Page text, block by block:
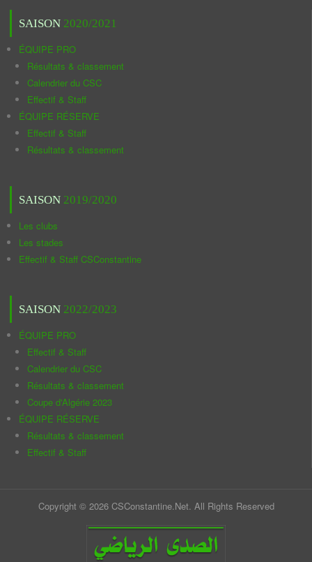
SAISON 2020/2021
ÉQUIPE PRO
Résultats & classement
Calendrier du CSC
Effectif & Staff
ÉQUIPE RÉSERVE
Effectif & Staff
Résultats & classement
SAISON 2019/2020
Les clubs
Les stades
Effectif & Staff CSConstantine
SAISON 2022/2023
ÉQUIPE PRO
Effectif & Staff
Calendrier du CSC
Résultats & classement
Coupe d'Algérie 2023
ÉQUIPE RÉSERVE
Résultats & classement
Effectif & Staff
Copyright © 2026 CSConstantine.Net. All Rights Reserved